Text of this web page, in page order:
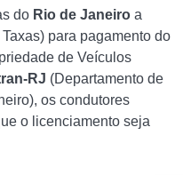
do Rio de Janeiro a
para pagamento do
de Veículos
RJ (Departamento de
os condutores
o licenciamento seja